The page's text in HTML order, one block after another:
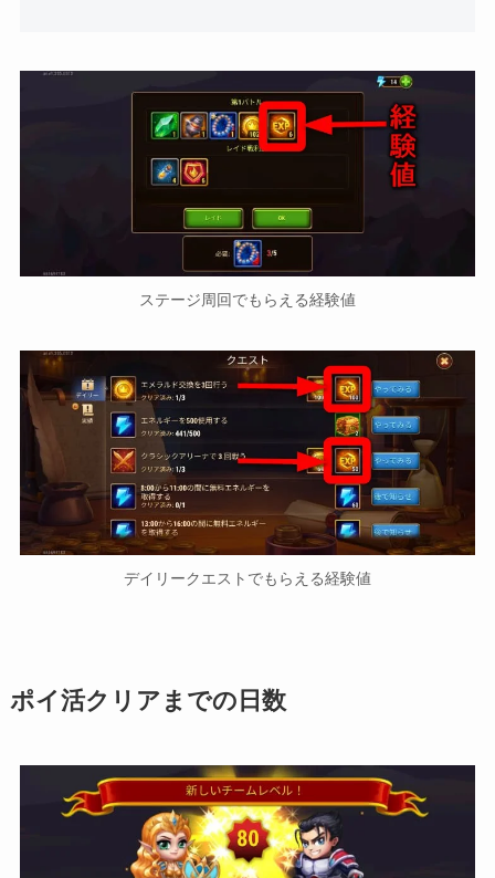
ステージ周回でもらえる経験値
デイリークエストでもらえる経験値
ポイ活クリアまでの日数